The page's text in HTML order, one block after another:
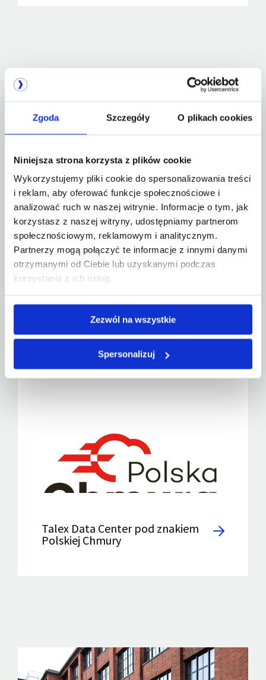
Zgoda Szczegóły O plikach cookies
Niniejsza strona korzysta z plików cookie
Wykorzystujemy pliki cookie do spersonalizowania treści
i reklam, aby oferować funkcje społecznościowe i
analizować ruch w naszej witrynie. Informacje o tym, jak
korzystasz z naszej witryny, udostępniamy partnerom
społecznościowym, reklamowym i analitycznym.
Partnerzy mogą połączyć te informacje z innymi danymi
otrzymanymi od Ciebie lub uzyskanymi podczas
korzystania z ich usług.
Zezwól na wszystkie
Spersonalizuj
TALEX z certyfikatem ISO 18295
Talex Data Center pod znakiem
Polskiej Chmury